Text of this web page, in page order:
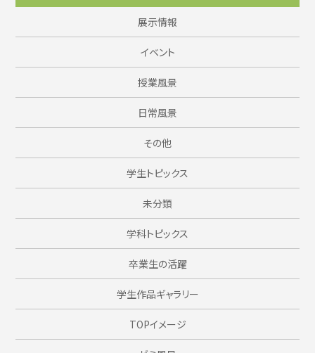
展示情報
イベント
授業風景
日常風景
その他
学生トピックス
未分類
学科トピックス
卒業生の活躍
学生作品ギャラリー
TOPイメージ